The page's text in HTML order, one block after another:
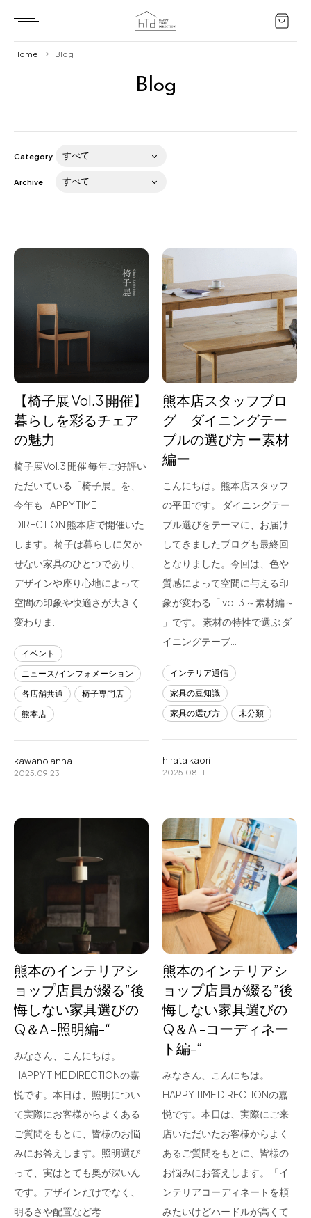
About us
for Business
Contact
フラッグシップストア
0965-52-0323
熊本店
096-274-8175
Arv
0965-45-9282
Blog
Home Blog
Category
Archive
【椅子展 Vol.3 開催】
暮らしを彩るチェア
の魅力
椅子展Vol.3 開催 毎年ご好評い
ただいている「椅子展」を、
今年もHAPPY TIME
DIRECTION 熊本店で開催いた
します。 椅子は暮らしに欠か
せない家具のひとつであり、
デザインや座り心地によって
空間の印象や快適さが大きく
変わりま…
イベント
ニュース/インフォメーション
各店舗共通
椅子専門店
熊本店
kawano anna
2025.09.23
熊本店スタッフブロ
グ ダイニングテー
ブルの選び方 ー素材
編ー
こんにちは。熊本店スタッフ
の平田です。 ダイニングテー
ブル選びをテーマに、お届け
してきましたブログも最終回
となりました。今回は、色や
質感によって空間に与える印
象が変わる「 vol.3 ～素材編～
」です。 素材の特性で選ぶ ダ
イニングテーブ…
インテリア通信
家具の豆知識
家具の選び方
未分類
hirata kaori
2025.08.11
熊本のインテリアシ
ョップ店員が綴る”後
悔しない家具選びの
Q＆A -照明編-“
みなさん、こんにちは。
HAPPY TIME DIRECTIONの嘉
悦です。本日は、照明につい
て実際にお客様からよくある
ご質問をもとに、皆様のお悩
みにお答えします。照明選び
って、実はとても奥が深いん
です。デザインだけでなく、
明るさや配置など考…
熊本のインテリアシ
ョップ店員が綴る”後
悔しない家具選びの
Q＆A -コーディネー
ト編-“
みなさん、こんにちは。
HAPPY TIME DIRECTIONの嘉
悦です。本日は、実際にご来
店いただいたお客様からよく
あるご質問をもとに、皆様の
お悩みにお答えします。「イ
ンテリアコーディネートを頼
みたいけどハードルが高くて